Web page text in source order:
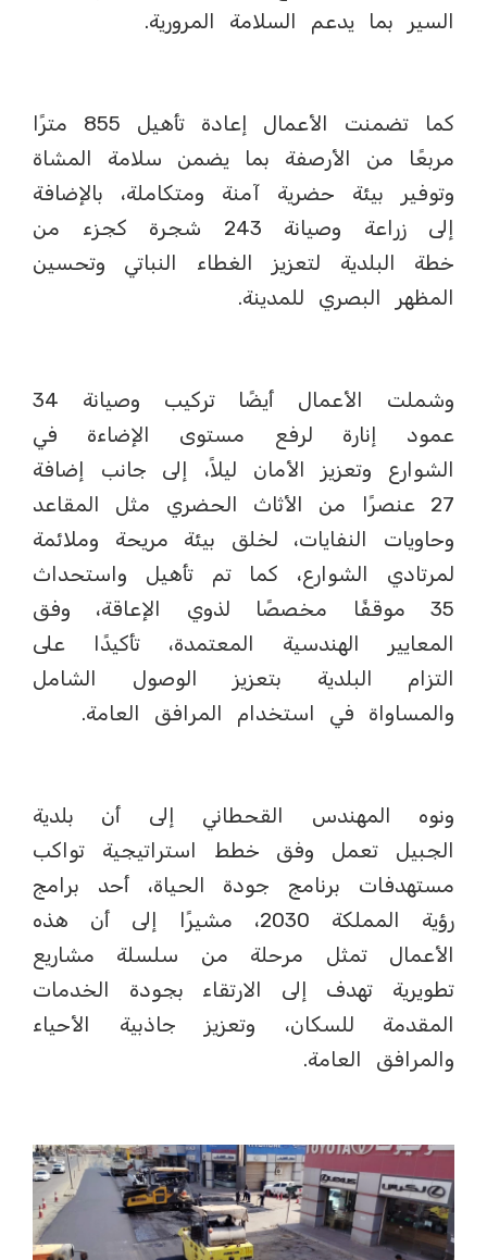
السير بما يدعم السلامة المرورية.
كما تضمنت الأعمال إعادة تأهيل 855 مترًا
مربعًا من الأرصفة بما يضمن سلامة المشاة
وتوفير بيئة حضرية آمنة ومتكاملة، بالإضافة
إلى زراعة وصيانة 243 شجرة كجزء من
خطة البلدية لتعزيز الغطاء النباتي وتحسين
المظهر البصري للمدينة.
وشملت الأعمال أيضًا تركيب وصيانة 34
عمود إنارة لرفع مستوى الإضاءة في
الشوارع وتعزيز الأمان ليلاً، إلى جانب إضافة
27 عنصرًا من الأثاث الحضري مثل المقاعد
وحاويات النفايات، لخلق بيئة مريحة وملائمة
لمرتادي الشوارع، كما تم تأهيل واستحداث
35 موقفًا مخصصًا لذوي الإعاقة، وفق
المعايير الهندسية المعتمدة، تأكيدًا على
التزام البلدية بتعزيز الوصول الشامل
والمساواة في استخدام المرافق العامة.
ونوه المهندس القحطاني إلى أن بلدية
الجبيل تعمل وفق خطط استراتيجية تواكب
مستهدفات برنامج جودة الحياة، أحد برامج
رؤية المملكة 2030، مشيرًا إلى أن هذه
الأعمال تمثل مرحلة من سلسلة مشاريع
تطويرية تهدف إلى الارتقاء بجودة الخدمات
المقدمة للسكان، وتعزيز جاذبية الأحياء
والمرافق العامة.